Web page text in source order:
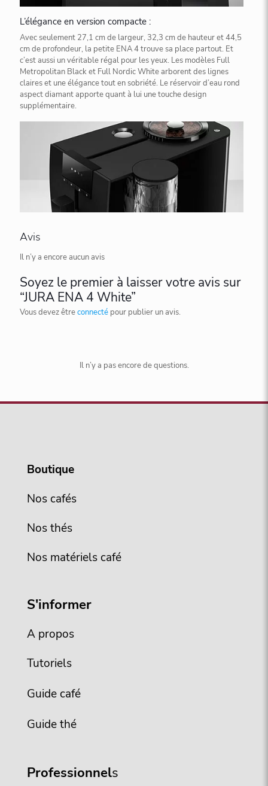
L’élégance en version compacte :
Avec seulement 27,1 cm de largeur, 32,3 cm de hauteur et 44,5
cm de profondeur, la petite ENA 4 trouve sa place partout. Et
c’est aussi un véritable régal pour les yeux. Les modèles Full
Metropolitan Black et Full Nordic White arborent des lignes
claires et une élégance tout en sobriété. Le réservoir d’eau rond
aspect diamant apporte quant à lui une touche design
supplémentaire.
Avis
Il n’y a encore aucun avis
Soyez le premier à laisser votre avis sur
“JURA ENA 4 White”
Vous devez êtreconnecté pour publier un avis.
Il n’y a pas encore de questions.
Boutique
Nos cafés
Nos thés
Nos matériels café
S'informer
A propos
Tutoriels
Guide café
Guide thé
Professionnels